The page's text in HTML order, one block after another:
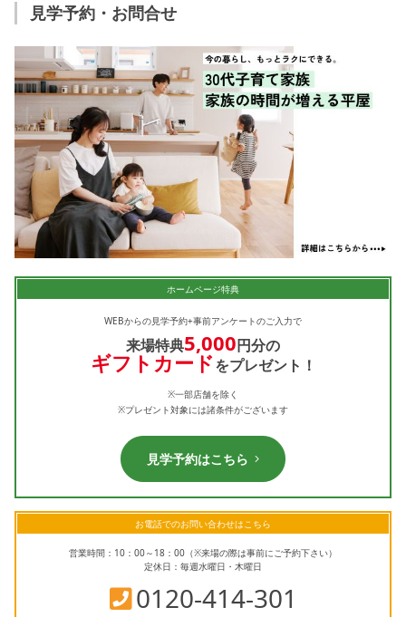
見学予約・お問合せ
ホームページ特典
WEBからの見学予約+事前アンケートのご入力で
来場特典5,000円分の
ギフトカードをプレゼント！
※一部店舗を除く
※プレゼント対象には諸条件がございます
見学予約はこちら
お電話でのお問い合わせはこちら
営業時間：10：00～18：00（※来場の際は事前にご予約下さい）
定休日：毎週水曜日・木曜日
0120-414-301